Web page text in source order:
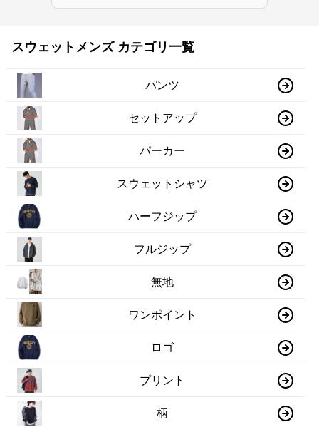
スウェットメンズ カテゴリ一覧
パンツ
セットアップ
パーカー
スウェットシャツ
ハーフジップ
フルジップ
無地
ワンポイント
ロゴ
プリント
柄